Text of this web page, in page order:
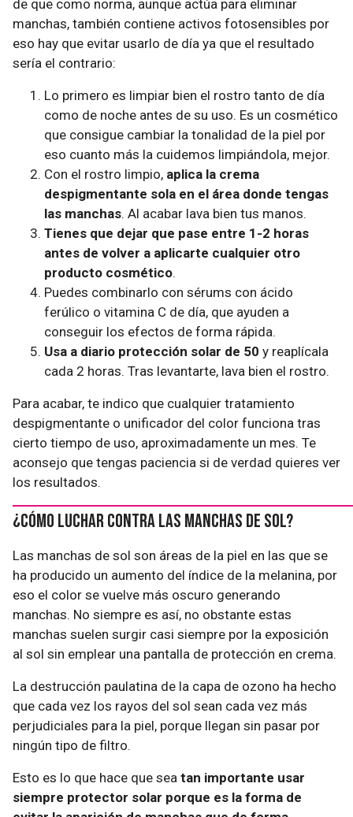
de que como norma, aunque actúa para eliminar
manchas, también contiene activos fotosensibles por
eso hay que evitar usarlo de día ya que el resultado
sería el contrario:
Lo primero es limpiar bien el rostro tanto de día
como de noche antes de su uso. Es un cosmético
que consigue cambiar la tonalidad de la piel por
eso cuanto más la cuidemos limpiándola, mejor.
Con el rostro limpio, aplica la crema
despigmentante sola en el área donde tengas
las manchas. Al acabar lava bien tus manos.
Tienes que dejar que pase entre 1-2 horas
antes de volver a aplicarte cualquier otro
producto cosmético.
Puedes combinarlo con sérums con ácido
ferúlico o vitamina C de día, que ayuden a
conseguir los efectos de forma rápida.
Usa a diario protección solar de 50 y reaplícala
cada 2 horas. Tras levantarte, lava bien el rostro.
Para acabar, te indico que cualquier tratamiento
despigmentante o unificador del color funciona tras
cierto tiempo de uso, aproximadamente un mes. Te
aconsejo que tengas paciencia si de verdad quieres ver
los resultados.
¿Cómo luchar contra las manchas de sol?
Las manchas de sol son áreas de la piel en las que se
ha producido un aumento del índice de la melanina, por
eso el color se vuelve más oscuro generando
manchas. No siempre es así, no obstante estas
manchas suelen surgir casi siempre por la exposición
al sol sin emplear una pantalla de protección en crema.
La destrucción paulatina de la capa de ozono ha hecho
que cada vez los rayos del sol sean cada vez más
perjudiciales para la piel, porque llegan sin pasar por
ningún tipo de filtro.
Esto es lo que hace que sea tan importante usar
siempre protector solar porque es la forma de